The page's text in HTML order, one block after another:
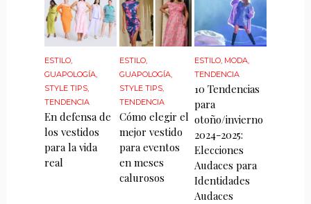
ESTILO,
GUAPOLOGÍA,
STYLE TIPS,
TENDENCIA
En defensa de
los vestidos
para la vida
real
ESTILO,
GUAPOLOGÍA,
STYLE TIPS,
TENDENCIA
Cómo elegir el
mejor vestido
para eventos
en meses
calurosos
ESTILO, MODA,
TENDENCIA
10 Tendencias
para
otoño/invierno
2024-2025:
Elecciones
Audaces para
Identidades
Audaces